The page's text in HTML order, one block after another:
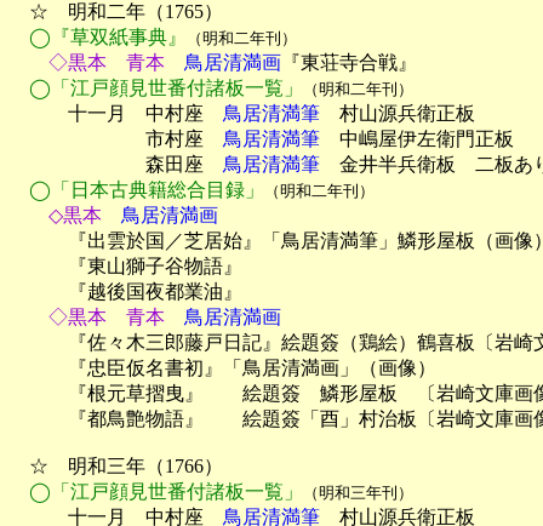
☆　明和二年（1765）
◯『草双紙事典』
（明和二年刊）
◇黒本　青本 鳥居清満画 『東荘寺合戦』
◯「江戸顔見世番付諸板一覧」
（明和二年刊）
十一月　中村座 鳥居清満筆 村山源兵衛正板
市村座 鳥居清満筆 中嶋屋伊左衛門正板
森田座 鳥居清満筆 金井半兵衛板　二板あ
◯「日本古典籍総合目録」
（明和二年刊）
◇黒本 鳥居清満画
『出雲於国／芝居始』「鳥居清満筆」鱗形屋板（画像
『東山獅子谷物語』
『越後国夜都業油』
◇黒本　青本
鳥居清満画
『佐々木三郎藤戸日記』絵題簽（鶏絵）鶴喜板〔岩崎
『忠臣仮名書初』「鳥居清満画」（画像）
『根元草摺曳』　　絵題簽　鱗形屋板　〔岩崎文庫画
『都鳥艶物語』　　絵題簽「酉」村治板〔岩崎文庫画
☆　明和三年（1766）
◯「江戸顔見世番付諸板一覧」
（明和三年刊）
十一月　中村座 鳥居清満筆 村山源兵衛正板